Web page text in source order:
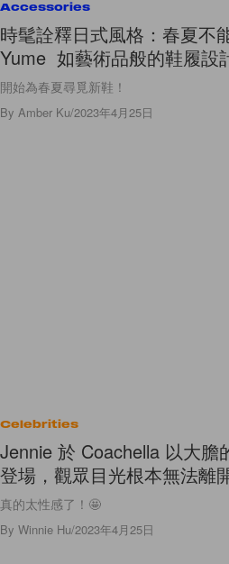
Accessories
時髦詮釋日式風格：春夏不
Yume 如藝術品般的鞋履設
開始為春夏尋覓新鞋！
By Amber Ku/2023年4月25日
Celebrities
Jennie 於 Coachella 以大膽
登場，觀眾目光根本無法離
真的太性感了！🤩
By Winnie Hu/2023年4月25日